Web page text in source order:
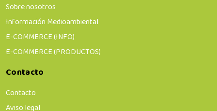
Sobre nosotros
Información Medioambiental
E-COMMERCE (INFO)
E-COMMERCE (PRODUCTOS)
Contacto
Contacto
Aviso legal